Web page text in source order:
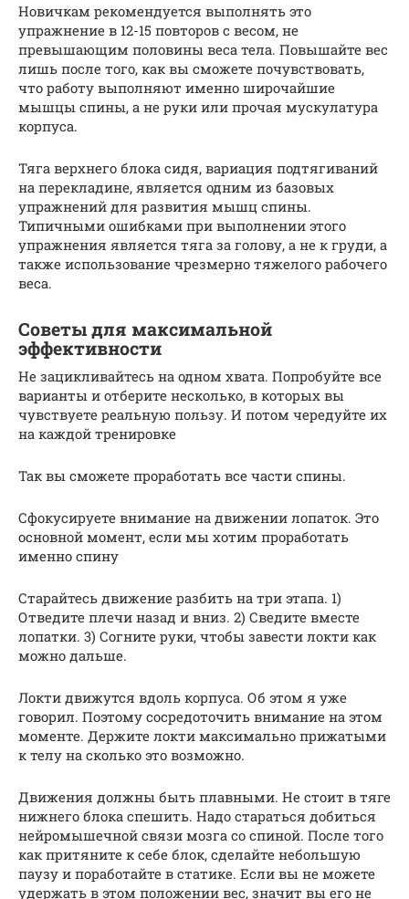
Новичкам рекомендуется выполнять это
упражнение в 12-15 повторов с весом, не
превышающим половины веса тела. Повышайте вес
лишь после того, как вы сможете почувствовать,
что работу выполняют именно широчайшие
мышцы спины, а не руки или прочая мускулатура
корпуса.
Тяга верхнего блока сидя, вариация подтягиваний
на перекладине, является одним из базовых
упражнений для развития мышц спины.
Типичными ошибками при выполнении этого
упражнения является тяга за голову, а не к груди, а
также использование чрезмерно тяжелого рабочего
веса.
Советы для максимальной
эффективности
Не зацикливайтесь на одном хвата. Попробуйте все
варианты и отберите несколько, в которых вы
чувствуете реальную пользу. И потом чередуйте их
на каждой тренировке
Так вы сможете проработать все части спины.
Сфокусируете внимание на движении лопаток. Это
основной момент, если мы хотим проработать
именно спину
Старайтесь движение разбить на три этапа. 1)
Отведите плечи назад и вниз. 2) Сведите вместе
лопатки. 3) Согните руки, чтобы завести локти как
можно дальше.
Локти движутся вдоль корпуса. Об этом я уже
говорил. Поэтому сосредоточить внимание на этом
моменте. Держите локти максимально прижатыми
к телу на сколько это возможно.
Движения должны быть плавными. Не стоит в тяге
нижнего блока спешить. Надо стараться добиться
нейромышечной связи мозга со спиной. После того
как притяните к себе блок, сделайте небольшую
паузу и поработайте в статике. Если вы не можете
удержать в этом положении вес, значит вы его не